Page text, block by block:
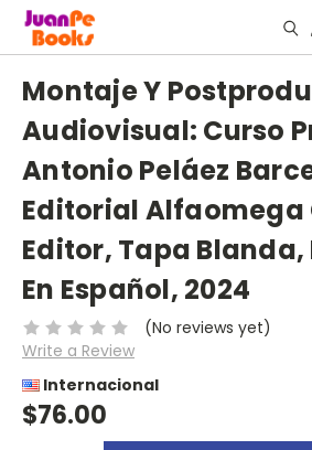
Montaje Y
Audiovisual: Curso
Antonio Peláez
Editorial Alfaomega
Editor, Tapa
En Español, 2024
(No reviews yet)
Write a Review
Internacional
$76.00